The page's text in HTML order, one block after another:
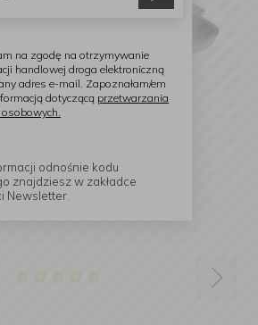
na zgodę na otrzymywanie
handlowej droga elektroniczną
adres e-mail. Zapoznałam/em
dotyczącą przetwarzania
odnośnie kodu
znajdziesz w zakładce
Newsletter.